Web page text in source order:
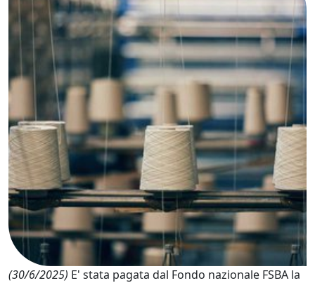
(30/6/2025) E' stata pagata dal Fondo nazionale FSBA la